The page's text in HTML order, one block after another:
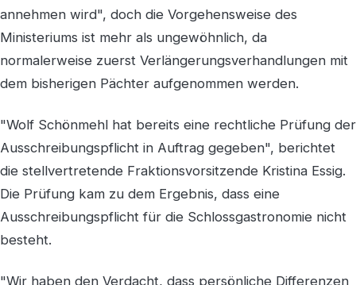
annehmen wird", doch die Vorgehensweise des
Ministeriums ist mehr als ungewöhnlich, da
normalerweise zuerst Verlängerungsverhandlungen mit
dem bisherigen Pächter aufgenommen werden.
"Wolf Schönmehl hat bereits eine rechtliche Prüfung der
Ausschreibungspflicht in Auftrag gegeben", berichtet
die stellvertretende Fraktionsvorsitzende Kristina Essig.
Die Prüfung kam zu dem Ergebnis, dass eine
Ausschreibungspflicht für die Schlossgastronomie nicht
besteht.
"Wir haben den Verdacht, dass persönliche Differenzen